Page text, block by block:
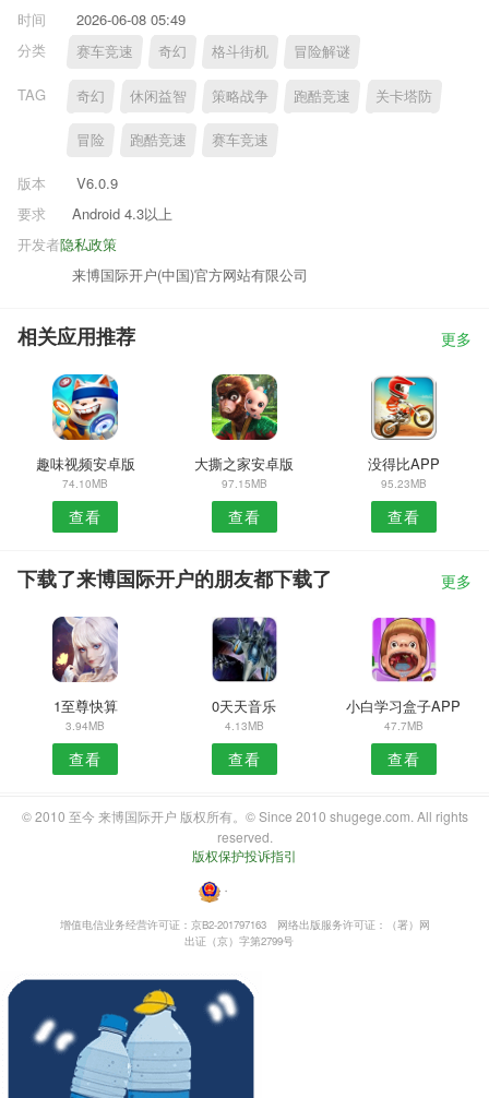
时间
2026-06-08 05:49
分类
赛车竞速 奇幻 格斗街机 冒险解谜
TAG 奇幻 休闲益智 策略战争 跑酷竞速 关卡塔防
冒险 跑酷竞速 赛车竞速
版本
V6.0.9
要求
Android 4.3以上
隐私政策
开发者
来博国际开户(中国)官方网站有限公司
相关应用推荐 更多
趣味视频安卓版
74.10MB
查看
大撕之家安卓版
97.15MB
查看
没得比APP
95.23MB
查看
下载了来博国际开户的朋友都下载了 更多
1至尊快算
3.94MB
查看
0天天音乐
4.13MB
查看
小白学习盒子APP
47.7MB
查看
© 2010 至今 来博国际开户 版权所有。© Since 2010 shugege.com. All rights
reserved.
版权保护投诉指引
・
增值电信业务经营许可证：京B2-201797163
网络出版服务许可证：（署）网
出证（京）字第2799号